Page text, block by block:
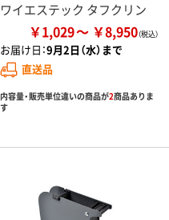
ワイエステック タフクリン
￥1,029 ￥8,950
お届け日：9月2日（水）まで
直送品
内容量・販売単位違いの商品が2商品ありま
す